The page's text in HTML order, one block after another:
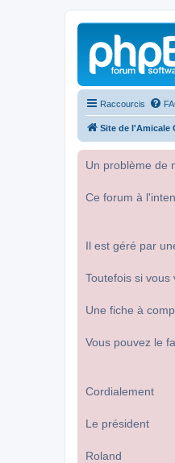
Raccourcis
Site de l'Amicale
Un problème de
Ce forum à
Il est géré par
Toutefois si
Une fiche à
Vous pouvez le
Cordialement
Le président
Roland